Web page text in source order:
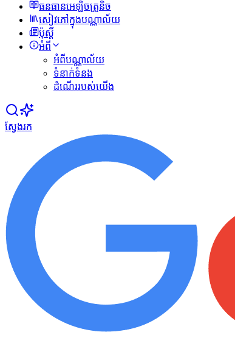
ធនធានអេឡិចត្រូនិច
សៀវភៅក្នុងបណ្ណាល័យ
ប៉ុស្ដិ៍
អំពី
អំពីបណ្ណាល័យ
ទំនាក់ទំនង
ដំណើររបស់យើង
ស្វែងរក